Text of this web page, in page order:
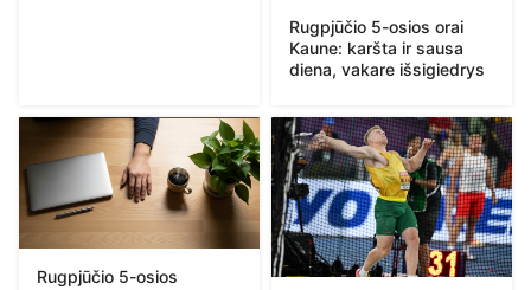
Rugpjūčio 5-osios orai
Kaune: karšta ir sausa
diena, vakare išsigiedrys
Rugpjūčio 5-osios